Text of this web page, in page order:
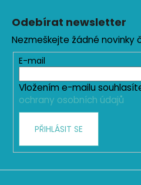
Odebírat newsletter
Nezmeškejte žádné novinky
E-mail
Vložením e-mailu
ochrany osobních údajů
PŘIHLÁSIT SE